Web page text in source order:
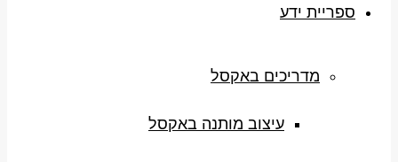
ספריית ידע
מדריכים באקסל
עיצוב מותנה באקסל